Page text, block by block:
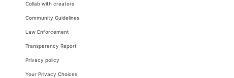
Collab with creators
Community Guidelines
Law Enforcement
Transparency Report
Privacy policy
Your Privacy Choices